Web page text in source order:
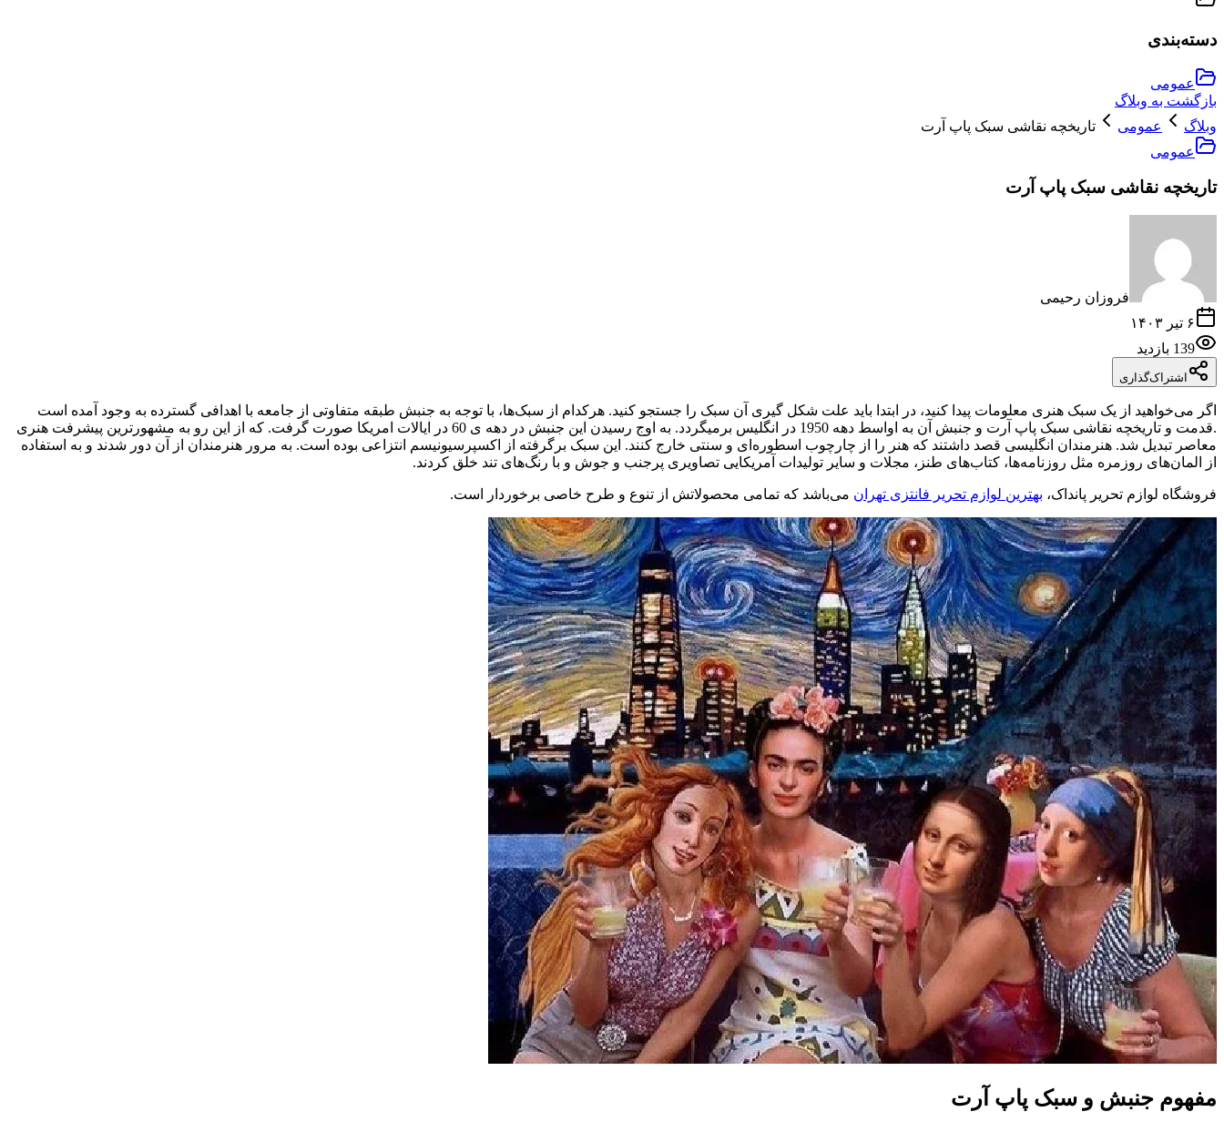
دسته‌بندی
عمومی
بازگشت به وبلاگ
وبلاگ
عمومی
تاریخچه نقاشی سبک پاپ آرت
عمومی
تاریخچه نقاشی سبک پاپ آرت
فروزان رحیمی
۶ تیر ۱۴۰۳
139 بازدید
اشتراک‌گذاری
اگر می‌خواهید از یک سبک هنری معلومات پیدا کنید، در ابتدا باید علت شکل گیری آن سبک را جستجو کنید. هرکدام از سبک‌ها، با توجه به جنبش طبقه متفاوتی از جامعه با اهدافی گسترده به وجود آمده است
.قدمت و تاریخچه نقاشی سبک پاپ آرت و جنبش آن به اواسط دهه 1950 در انگلیس برمیگردد. به اوج رسیدن این جنبش در دهه ی 60 در ایالات امریکا صورت گرفت. که از این رو به مشهورترین پیشرفت هنری
معاصر تبدیل شد. هنرمندان انگلیسی قصد داشتند که هنر را از چارچوب اسطوره‌ای و سنتی خارج کنند. این سبک برگرفته از اکسپرسیونیسم انتزاعی بوده است. به مرور هنرمندان از آن دور شدند و به استفاده
از المان‌های روزمره مثل روزنامه‌ها، کتاب‌های طنز، مجلات و سایر تولیدات آمریکایی تصاویری پرجنب و جوش و با رنگ‌های تند خلق کردند.
فروشگاه لوازم تحریر پانداک، بهترین لوازم تحریر فانتزی تهران می‌باشد که تمامی محصولاتش از تنوع و طرح خاصی برخوردار است.
مفهوم جنبش و سبک پاپ آرت